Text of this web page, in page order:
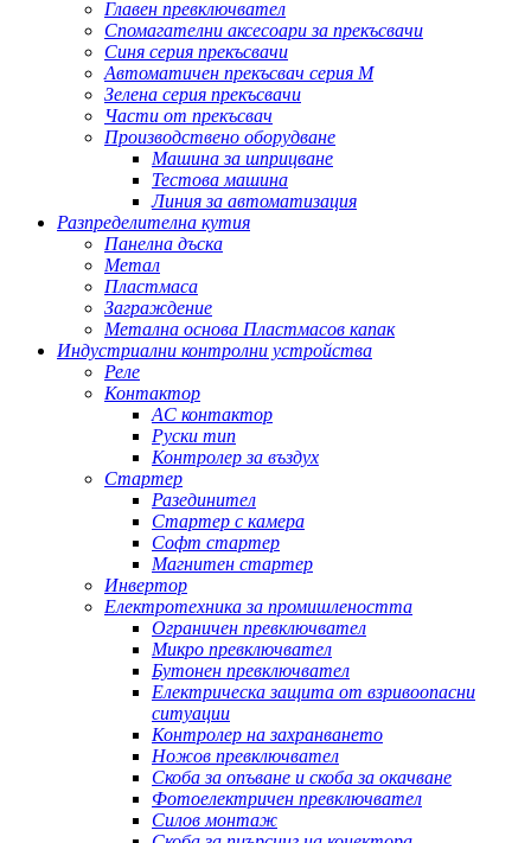
Главен превключвател
Спомагателни аксесоари за прекъсвачи
Синя серия прекъсвачи
Автоматичен прекъсвач серия M
Зелена серия прекъсвачи
Части от прекъсвач
Производствено оборудване
Машина за шприцване
Тестова машина
Линия за автоматизация
Разпределителна кутия
Панелна дъска
Метал
Пластмаса
Заграждение
Метална основа Пластмасов капак
Индустриални контролни устройства
Реле
Контактор
AC контактор
Руски тип
Контролер за въздух
Стартер
Разединител
Стартер с камера
Софт стартер
Магнитен стартер
Инвертор
Електротехника за промишлеността
Ограничен превключвател
Микро превключвател
Бутонен превключвател
Електрическа защита от взривоопасни
ситуации
Контролер на захранването
Ножов превключвател
Скоба за опъване и скоба за окачване
Фотоелектричен превключвател
Силов монтаж